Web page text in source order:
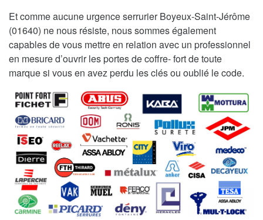
Et comme aucune urgence serrurier Boyeux-Saint-Jérôme
(01640) ne nous résiste, nous sommes également
capables de vous mettre en relation avec un professionnel
en mesure d’ouvrir les portes de coffre- fort de toute
marque si vous en avez perdu les clés ou oublié le code.